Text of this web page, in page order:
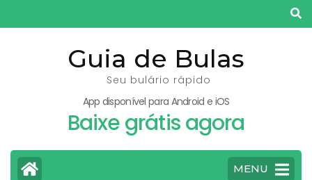
para
Guia de Bulas
Seu bulário rápido
App disponível para Android e iOS
Baixe grátis agora
MENU